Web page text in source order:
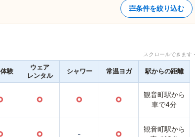
条件を絞り込む
スクロールできま
験
ウェア
レンタル
シャワー 常温ヨガ 駅からの距離
○ ○ ○
観音町駅から
車で4分
○ - ○
観音町駅から